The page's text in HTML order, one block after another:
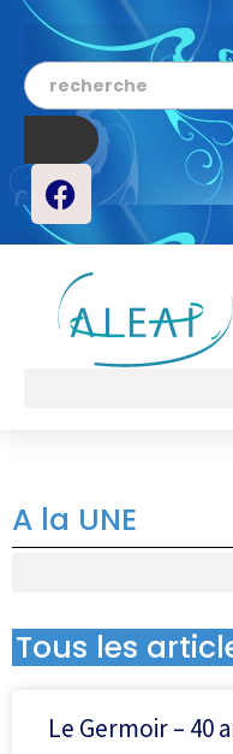
A la UNE
Tous les
Le Germoir – 40